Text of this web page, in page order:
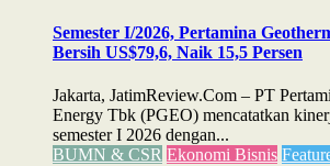
Semester I/2026, Pertamina
Bersih US$79,6, Naik 15,5 Persen
Jakarta, JatimReview.Com – PT
Energy Tbk (PGEO) mencatatkan
semester I 2026 dengan...
BUMN & CSR Ekonomi Bisnis